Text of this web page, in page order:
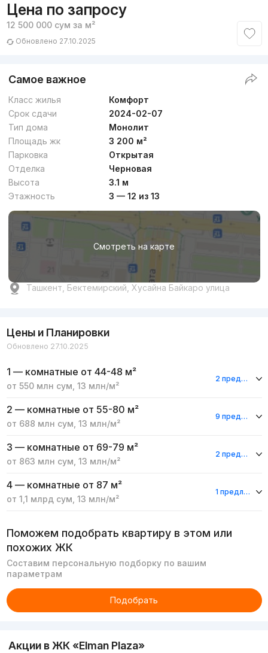
Цена по запросу
12 500 000 сум за м²
Обновлено 27.10.2025
Самое важное
Класс жилья
Комфорт
Срок сдачи
2024-02-07
Тип дома
Монолит
Площадь жк
3 200 м²
Парковка
Открытая
Отделка
Черновая
Высота
3.1 м
Этажность
3 — 12 из 13
Смотреть на карте
Ташкент, Бектемирский, Хусайна Байкаро улица
Цены и Планировки
Обновлено 27.10.2025
1 — комнатные от 44-48 м²
от 550 млн сум 13 млн/м²
2 предложения
2 — комнатные от 55-80 м²
от 688 млн сум 13 млн/м²
9 предложений
3 — комнатные от 69-79 м²
от 863 млн сум 13 млн/м²
2 предложения
4 — комнатные от 87 м²
от 1,1 млрд сум 13 млн/м²
1 предложение
Поможем подобрать квартиру в этом или
похожих ЖК
Составим персональную подборку по вашим
параметрам
Подобрать
Акции в ЖК «Elman Plaza»